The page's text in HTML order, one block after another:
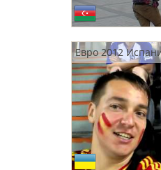
Евро 2012